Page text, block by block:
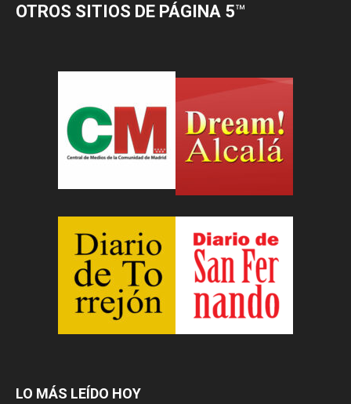
OTROS SITIOS DE PÁGINA 5™
LO MÁS LEÍDO HOY